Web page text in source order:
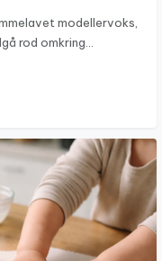
modellervoks,
rod omkring…